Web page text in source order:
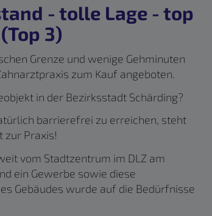
- tolle Lage - top
3)
Grenze und wenige Gehminuten
zum Kauf angeboten.
in der Bezirksstadt Schärding?
barrierefrei zu erreichen, steht
zur Praxis!
vom Stadtzentrum im DLZ am
ein Gewerbe sowie diese
Gebäudes wurde auf die Bedürfnisse